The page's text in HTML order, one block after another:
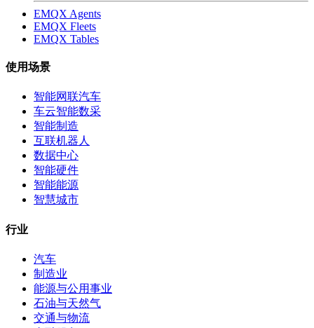
EMQX Agents
EMQX Fleets
EMQX Tables
使用场景
智能网联汽车
车云智能数采
智能制造
互联机器人
数据中心
智能硬件
智能能源
智慧城市
行业
汽车
制造业
能源与公用事业
石油与天然气
交通与物流